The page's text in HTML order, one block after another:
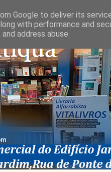
Google to deliver its
with performance and
address abuse.